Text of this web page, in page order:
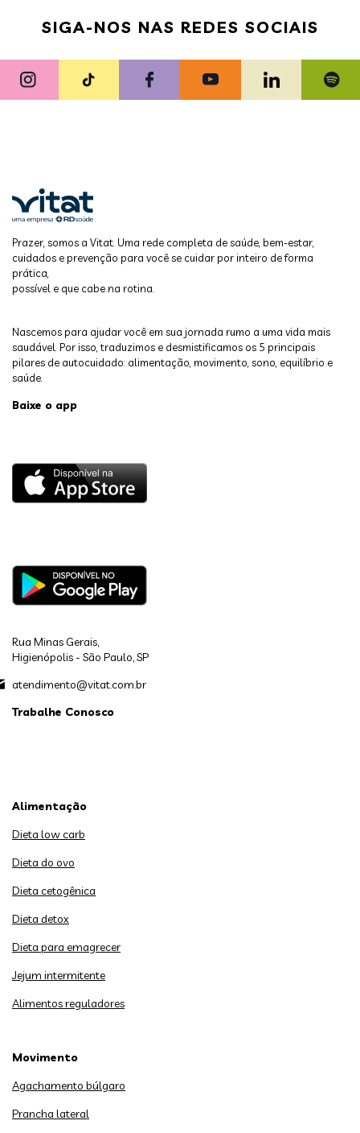
SIGA-NOS NAS REDES SOCIAIS
Prazer, somos a Vitat. Uma rede completa de saúde, bem-estar,
cuidados e prevenção para você se cuidar por inteiro de forma
prática,
possível e que cabe na rotina.
Nascemos para ajudar você em sua jornada rumo a uma vida mais
saudável. Por isso, traduzimos e desmistificamos os 5 principais
pilares de autocuidado: alimentação, movimento, sono, equilíbrio e
saúde.
Baixe o app
Rua Minas Gerais,
Higienópolis - São Paulo, SP
atendimento@vitat.com.br
Trabalhe Conosco
Alimentação
Dieta low carb
Dieta do ovo
Dieta cetogênica
Dieta detox
Dieta para emagrecer
Jejum intermitente
Alimentos reguladores
Movimento
Agachamento búlgaro
Prancha lateral